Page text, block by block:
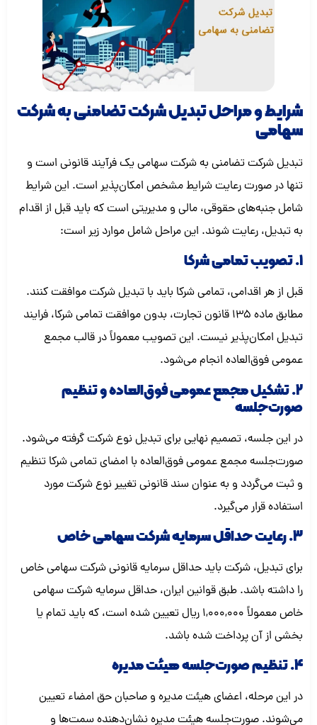
شرایط و مراحل تبدیل شرکت تضامنی به شرکت
سهامی
تبدیل شرکت تضامنی به شرکت سهامی یک فرآیند قانونی است و
تنها در صورت رعایت شرایط مشخص امکان‌پذیر است. این شرایط
شامل جنبه‌های حقوقی، مالی و مدیریتی است که باید قبل از اقدام
به تبدیل، رعایت شوند. این مراحل شامل موارد زیر است:
1. تصویب تمامی شرکا
قبل از هر اقدامی، تمامی شرکا باید با تبدیل شرکت موافقت کنند.
مطابق ماده 135 قانون تجارت، بدون موافقت تمامی شرکا، فرایند
تبدیل امکان‌پذیر نیست. این تصویب معمولاً در قالب مجمع
عمومی فوق‌العاده انجام می‌شود.
2. تشکیل مجمع عمومی فوق‌العاده و تنظیم
صورت‌جلسه
در این جلسه، تصمیم نهایی برای تبدیل نوع شرکت گرفته می‌شود.
صورت‌جلسه مجمع عمومی فوق‌العاده با امضای تمامی شرکا تنظیم
و ثبت می‌گردد و به عنوان سند قانونی تغییر نوع شرکت مورد
استفاده قرار می‌گیرد.
3. رعایت حداقل سرمایه شرکت سهامی خاص
برای تبدیل، شرکت باید حداقل سرمایه قانونی شرکت سهامی خاص
را داشته باشد. طبق قوانین ایران، حداقل سرمایه شرکت سهامی
خاص معمولاً 1,000,000 ریال تعیین شده است، که باید تمام یا
بخشی از آن پرداخت شده باشد.
4. تنظیم صورت‌جلسه هیئت مدیره
در این مرحله، اعضای هیئت مدیره و صاحبان حق امضاء تعیین
می‌شوند. صورت‌جلسه هیئت مدیره نشان‌دهنده سمت‌ها و